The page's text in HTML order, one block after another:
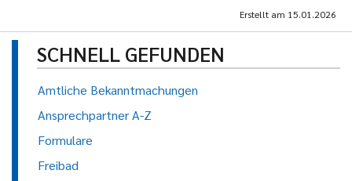
Erstellt am 15.01.2026
SCHNELL GEFUNDEN
Amtliche Bekanntmachungen
Ansprechpartner A-Z
Formulare
Freibad